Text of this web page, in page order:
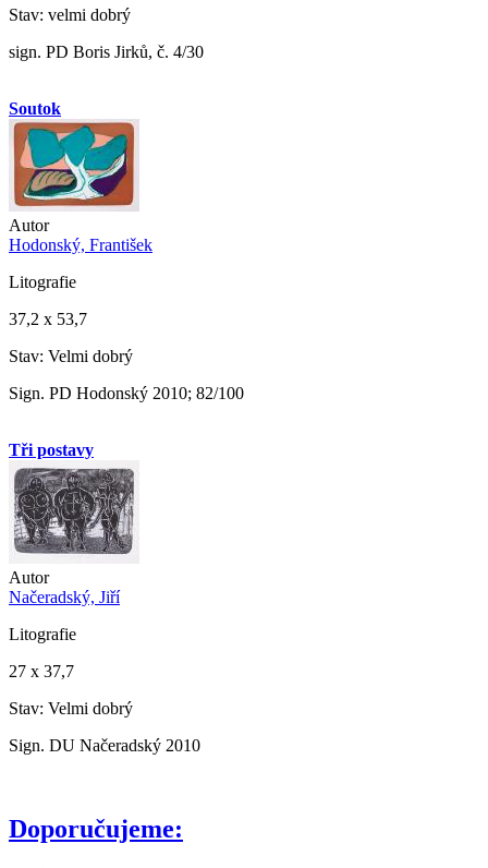
Stav: velmi dobrý
sign. PD Boris Jirků, č. 4/30
Soutok
Autor
Hodonský, František
Litografie
37,2 x 53,7
Stav: Velmi dobrý
Sign. PD Hodonský 2010; 82/100
Tři postavy
Autor
Načeradský, Jiří
Litografie
27 x 37,7
Stav: Velmi dobrý
Sign. DU Načeradský 2010
Doporučujeme: